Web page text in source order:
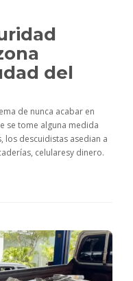
del
de nunca acabar en
se tome alguna medida
los descuidistas asedian a
celularesy dinero.